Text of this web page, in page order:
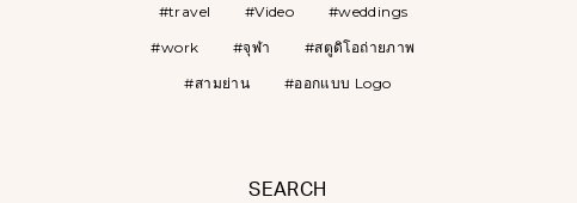
travel
Video
weddings
work
จุฬา
สตูดิโอถ่ายภาพ
สามย่าน
ออกแบบ Logo
SEARCH